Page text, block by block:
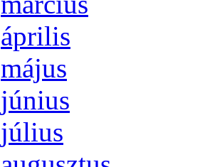
áp­ri­lis
má­jus
jú­ni­us
jú­li­us